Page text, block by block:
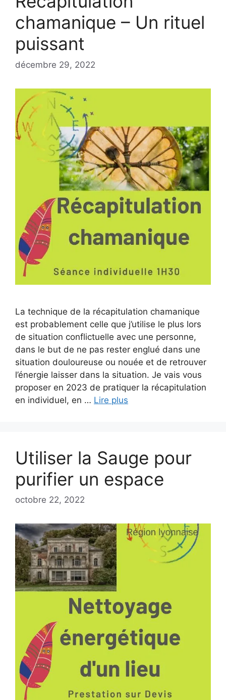
chamanique – Un rituel
puissant
décembre 29, 2022
La technique de la récapitulation chamanique
est probablement celle que j’utilise le plus lors
de situation conflictuelle avec une personne,
dans le but de ne pas rester englué dans une
situation douloureuse ou nouée et de retrouver
l’énergie laisser dans la situation. Je vais vous
proposer en 2023 de pratiquer la récapitulation
en individuel, en … Lire plus
Utiliser la Sauge pour
purifier un espace
octobre 22, 2022